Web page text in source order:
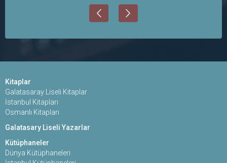
Kitaplar
Galatasaray Liseli Kitaplar
İstanbul Kitapları
Osmanlı Kitapları
Galatasary Liseli Yazarlar
Kütüphaneler
Dünya Kütüphaneleri